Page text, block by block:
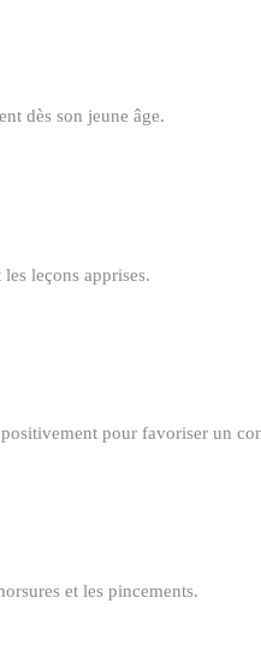
dès son jeune âge.
leçons apprises.
pour favoriser un
et les pincements.